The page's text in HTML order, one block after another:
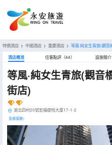
特價酒店 > 中國酒店 > 重慶酒店 > 等風·純女生青旅(觀音
酒店概览 住客點評（44） 設施簡介
等風·純女生青旅(觀音
街店)
渝北四村20號宏福俊悅大廈17-1-2
全部設施>